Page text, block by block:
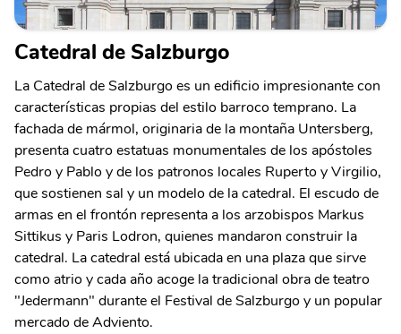
Catedral de Salzburgo
La Catedral de Salzburgo es un edificio impresionante con
características propias del estilo barroco temprano. La
fachada de mármol, originaria de la montaña Untersberg,
presenta cuatro estatuas monumentales de los apóstoles
Pedro y Pablo y de los patronos locales Ruperto y Virgilio,
que sostienen sal y un modelo de la catedral. El escudo de
armas en el frontón representa a los arzobispos Markus
Sittikus y Paris Lodron, quienes mandaron construir la
catedral. La catedral está ubicada en una plaza que sirve
como atrio y cada año acoge la tradicional obra de teatro
"Jedermann" durante el Festival de Salzburgo y un popular
mercado de Adviento.